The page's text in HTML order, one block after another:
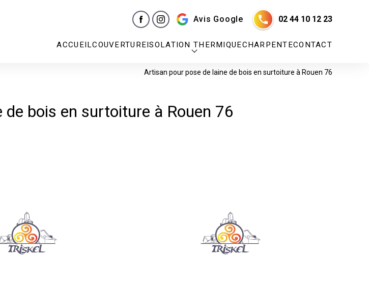
Avis Google 02 44 10 12 23
ACCUEILCOUVERTUREISOLATION THERMIQUECHARPENTECONTACT
Artisan pour pose de laine de bois en surtoiture à Rouen 76
bois en surtoiture à Rouen 76